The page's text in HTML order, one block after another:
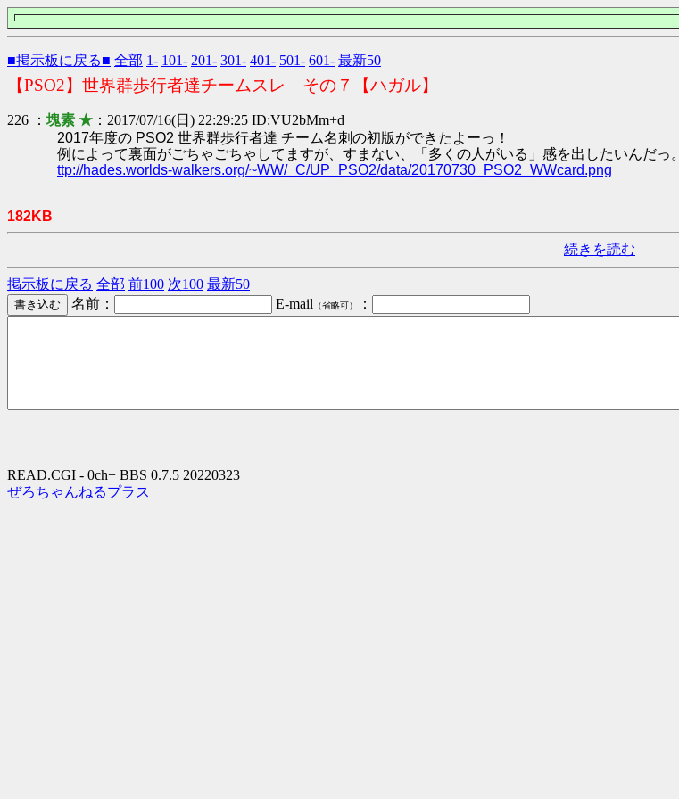
■掲示板に戻る■ 全部 1- 101- 201- 301- 401- 501- 601- 最新50
【PSO2】世界群歩行者達チームスレ その７【ハガル】
226 ： 塊素 ★ ：2017/07/16(日) 22:29:25 ID:VU2bMm+d
2017年度の PSO2 世界群歩行者達 チーム名刺の初版ができたよーっ！
例によって裏面がごちゃごちゃしてますが、すまない、「多くの人がいる」感を出したいんだっ。
ttp://hades.worlds-walkers.org/~WW/_C/UP_PSO2/data/20170730_PSO2_WWcard.png
182KB
続きを読む
掲示板に戻る 全部 前100 次100 最新50
名前：
E-mail （省略可） ：
READ.CGI - 0ch+ BBS 0.7.5 20220323
ぜろちゃんねるプラス